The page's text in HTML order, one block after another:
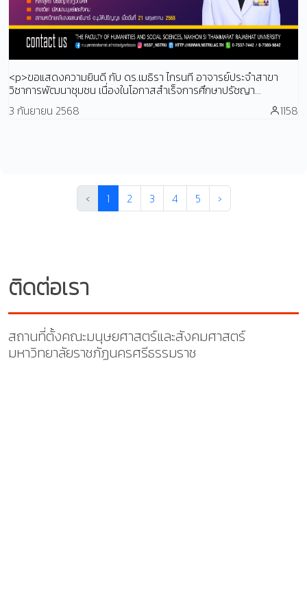
<p>ขอแสดงความยินดี กับ ดร.เมธิรา ไกรนที อาจารย์ประจำสาขา
วิชาการพัฒนาชุมชน เนื่องในโอกาสสำเร็จการศึกษาปรัชญา...
3 กันยายน 2568
1158
‹ 1 2 3 4 5 ›
ติดต่อเรา
สถานที่ตั้งคณะมนุษยศาสตร์และสังคมศาสตร์
มหาวิทยาลัยราชภัฏนครศรีธรรมราช